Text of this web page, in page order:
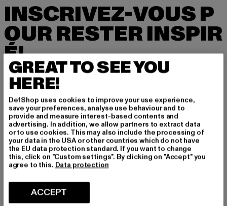
INSCRIVEZ-VOUS P
OUR RESTER INSPIR
É!
Inscrivez-vous ici à notre newsletter et receve
z à l'avenir des informations sur les tendances
actuelles, les offres et les bons de réduction d
e DefShop par e-mail!
Quels sont les produits qui vous intéressent?
HOMME
FEMME
COURRIEL
GREAT TO SEE YOU
HERE!
DefShop uses cookies to improve your use experience,
save your preferences, analyse use behaviour and to
provide and measure interest-based contents and
advertising. In addition, we allow partners to extract data
or to use cookies. This may also include the processing of
your data in the USA or other countries which do not have
the EU data protection standard. If you want to change
this, click on "Custom settings". By clicking on "Accept" you
agree to this. Data protection
ACCEPT